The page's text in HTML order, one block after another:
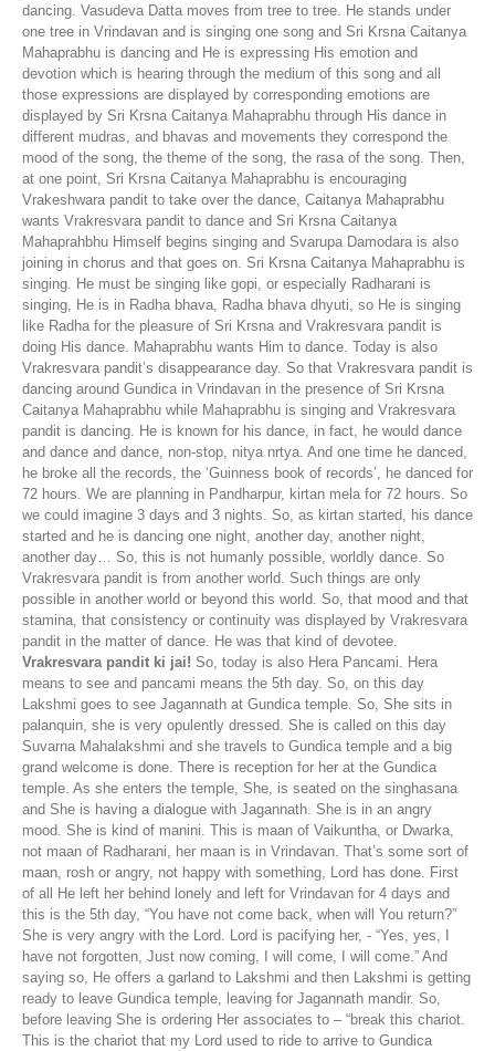
dancing. Vasudeva Datta moves from tree to tree. He stands under
one tree in Vrindavan and is singing one song and Sri Krsna Caitanya
Mahaprabhu is dancing and He is expressing His emotion and
devotion which is hearing through the medium of this song and all
those expressions are displayed by corresponding emotions are
displayed by Sri Krsna Caitanya Mahaprabhu through His dance in
different mudras, and bhavas and movements they correspond the
mood of the song, the theme of the song, the rasa of the song. Then,
at one point, Sri Krsna Caitanya Mahaprabhu is encouraging
Vrakeshwara pandit to take over the dance, Caitanya Mahaprabhu
wants Vrakresvara pandit to dance and Sri Krsna Caitanya
Mahaprahbhu Himself begins singing and Svarupa Damodara is also
joining in chorus and that goes on. Sri Krsna Caitanya Mahaprabhu is
singing. He must be singing like gopi, or especially Radharani is
singing, He is in Radha bhava, Radha bhava dhyuti, so He is singing
like Radha for the pleasure of Sri Krsna and Vrakresvara pandit is
doing His dance. Mahaprabhu wants Him to dance. Today is also
Vrakresvara pandit’s disappearance day. So that Vrakresvara pandit is
dancing around Gundica in Vrindavan in the presence of Sri Krsna
Caitanya Mahaprabhu while Mahaprabhu is singing and Vrakresvara
pandit is dancing. He is known for his dance, in fact, he would dance
and dance and dance, non-stop, nitya nrtya. And one time he danced,
he broke all the records, the ‘Guinness book of records’, he danced for
72 hours. We are planning in Pandharpur, kirtan mela for 72 hours. So
we could imagine 3 days and 3 nights. So, as kirtan started, his dance
started and he is dancing one night, another day, another night,
another day… So, this is not humanly possible, worldly dance. So
Vrakresvara pandit is from another world. Such things are only
possible in another world or beyond this world. So, that mood and that
stamina, that consistency or continuity was displayed by Vrakresvara
pandit in the matter of dance. He was that kind of devotee.
Vrakresvara pandit ki jai! So, today is also Hera Pancami. Hera
means to see and pancami means the 5th day. So, on this day
Lakshmi goes to see Jagannath at Gundica temple. So, She sits in
palanquin, she is very opulently dressed. She is called on this day
Suvarna Mahalakshmi and she travels to Gundica temple and a big
grand welcome is done. There is reception for her at the Gundica
temple. As she enters the temple, She, is seated on the singhasana
and She is having a dialogue with Jagannath. She is in an angry
mood. She is kind of manini. This is maan of Vaikuntha, or Dwarka,
not maan of Radharani, her maan is in Vrindavan. That’s some sort of
maan, rosh or angry, not happy with something, Lord has done. First
of all He left her behind lonely and left for Vrindavan for 4 days and
this is the 5th day, “You have not come back, when will You return?”
She is very angry with the Lord. Lord is pacifying her, - “Yes, yes, I
have not forgotten, Just now coming, I will come, I will come.” And
saying so, He offers a garland to Lakshmi and then Lakshmi is getting
ready to leave Gundica temple, leaving for Jagannath mandir. So,
before leaving She is ordering Her associates to – “break this chariot.
This is the chariot that my Lord used to ride to arrive to Gundica